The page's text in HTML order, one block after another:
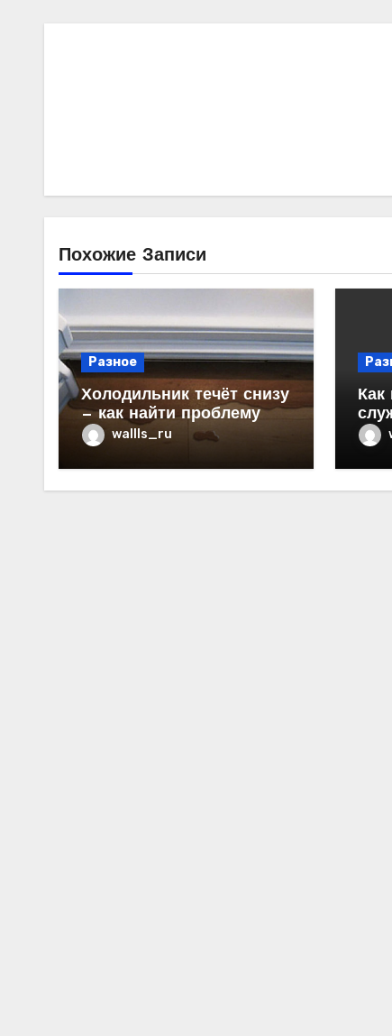
Похожие Записи
Разное
Холодильник течёт снизу
— как найти проблему
wallls_ru
Как
в